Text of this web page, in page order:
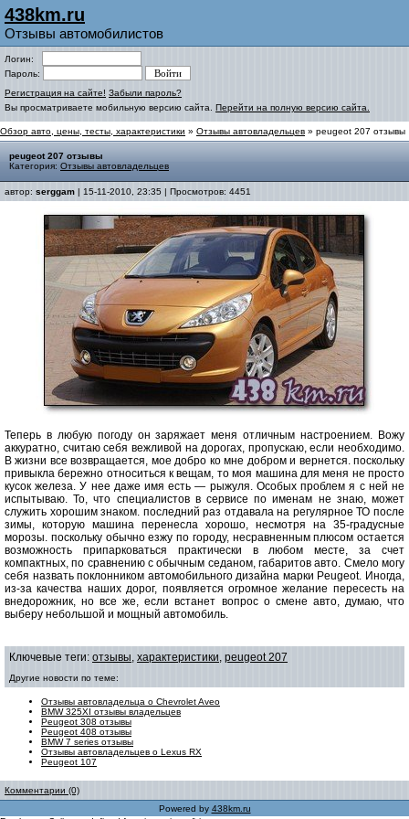
438km.ru
Отзывы автомобилистов
Логин:
Пароль:
Регистрация на сайте! Забыли пароль?
Вы просматриваете мобильную версию сайта. Перейти на полную версию сайта.
Обзор авто, цены, тесты, характеристики » Отзывы автовладельцев » peugeot 207 отзывы
peugeot 207 отзывы
Категория: Отзывы автовладельцев
автор: serggam | 15-11-2010, 23:35 | Просмотров: 4451
Теперь в любую погоду он заряжает меня отличным настроением. Вожу
аккуратно, считаю себя вежливой на дорогах, пропускаю, если необходимо.
В жизни все возвращается, мое добро ко мне добром и вернется. поскольку
привыкла бережно относиться к вещам, то моя машина для меня не просто
кусок железа. У нее даже имя есть — рыжуля. Особых проблем я с ней не
испытываю. То, что специалистов в сервисе по именам не знаю, может
служить хорошим знаком. последний раз отдавала на регулярное ТО после
зимы, которую машина перенесла хорошо, несмотря на 35-градусные
морозы. поскольку обычно езжу по городу, несравненным плюсом остается
возможность припарковаться практически в любом месте, за счет
компактных, по сравнению с обычным седаном, габаритов авто. Смело могу
себя назвать поклонником автомобильного дизайна марки Peugeot. Иногда,
из-за качества наших дорог, появляется огромное желание пересесть на
внедорожник, но все же, если встанет вопрос о смене авто, думаю, что
выберу небольшой и мощный автомобиль.
Ключевые теги: отзывы, характеристики, peugeot 207
Другие новости по теме:
Отзывы автовладельца о Chevrolet Aveo
BMW 325XI отзывы владельцев
Peugeot 308 отзывы
Peugeot 408 отзывы
BMW 7 series отзывы
Отзывы автовладельцев о Lexus RX
Peugeot 107
Комментарии (0)
Powered by 438km.ru